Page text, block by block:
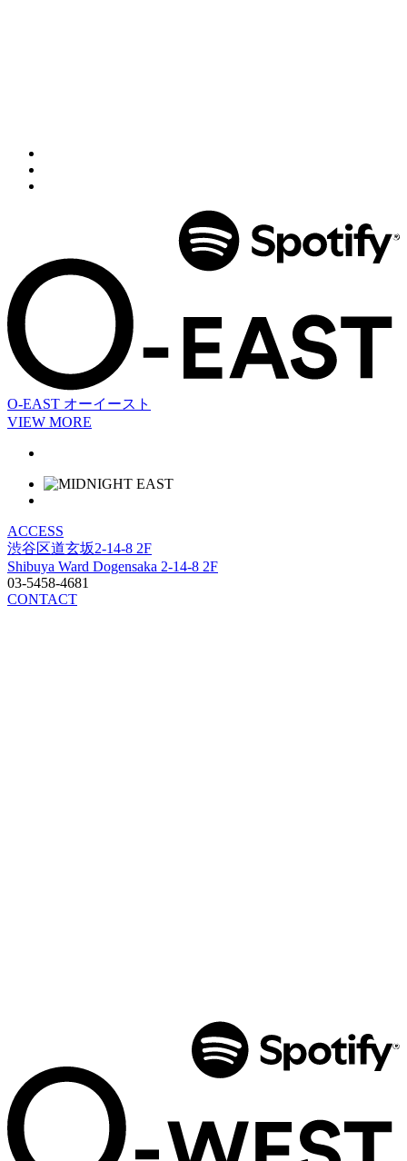
O-EAST オーイースト
VIEW MORE
ACCESS
渋谷区道玄坂2-14-8 2F
Shibuya Ward Dogensaka 2-14-8 2F
03-5458-4681
CONTACT